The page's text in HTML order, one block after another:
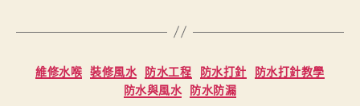
Categories
維修水喉 裝修風水 防水工程 防水打針 防水打針教學
防水與風水 防水防漏